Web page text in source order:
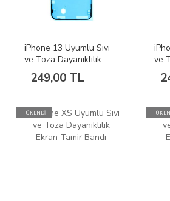
iPhone 13 Uyumlu Sıvı
ve Toza Dayanıklılık
Ekran Tamir Bandı
249,00 TL
ve
TÜKENDİ